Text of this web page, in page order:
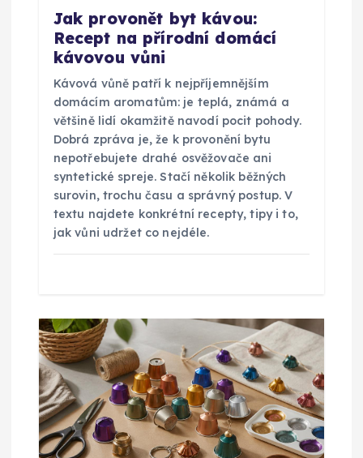
Jak provonět byt kávou:
Recept na přírodní domácí
kávovou vůni
Kávová vůně patří k nejpříjemnějším
domácím aromatům: je teplá, známá a
většině lidí okamžitě navodí pocit pohody.
Dobrá zpráva je, že k provonění bytu
nepotřebujete drahé osvěžovače ani
syntetické spreje. Stačí několik běžných
surovin, trochu času a správný postup. V
textu najdete konkrétní recepty, tipy i to,
jak vůni udržet co nejdéle.